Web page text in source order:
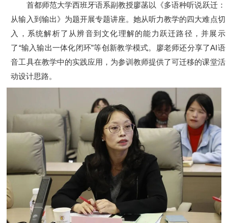
首都师范大学西班牙语系副教授廖菡以《多语种听说跃迁：
从输入到输出》为题开展专题讲座。她从听力教学的四大难点切
入，系统解析了从辨音到文化理解的能力跃迁路径，并展示
了“输入输出一体化闭环”等创新教学模式。廖老师还分享了AI语
音工具在教学中的实践应用，为参训教师提供了可迁移的课堂活
动设计思路。